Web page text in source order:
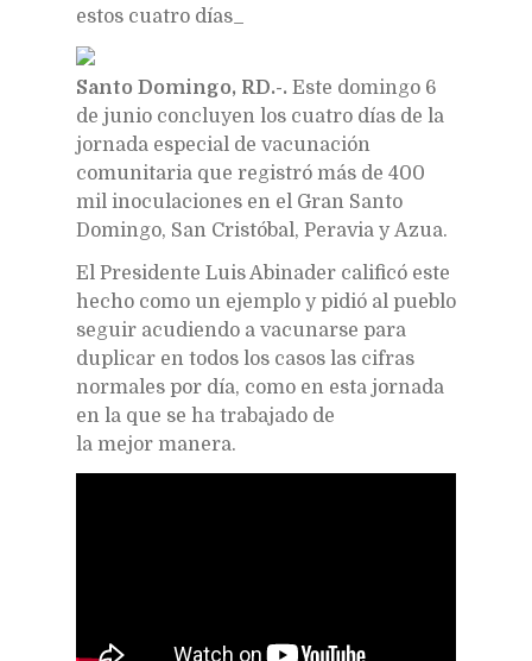
estos cuatro días_
Santo Domingo, RD.-. Este domingo 6
de junio concluyen los cuatro días de la
jornada especial de vacunación
comunitaria que registró más de 400
mil inoculaciones en el Gran Santo
Domingo, San Cristóbal, Peravia y Azua.
El Presidente Luis Abinader calificó este
hecho como un ejemplo y pidió al pueblo
seguir acudiendo a vacunarse para
duplicar en todos los casos las cifras
normales por día, como en esta jornada
en la que se ha trabajado de
la mejor manera.